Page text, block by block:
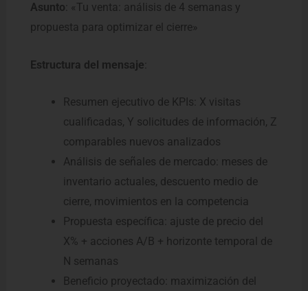
Asunto : «Tu venta: análisis de 4 semanas y
propuesta para optimizar el cierre»
Estructura del mensaje
Resumen ejecutivo de KPIs: X visitas
cualificadas, Y solicitudes de información, Z
comparables nuevos analizados
Análisis de señales de mercado: meses de
inventario actuales, descuento medio de
cierre, movimientos en la competencia
Propuesta específica: ajuste de precio del
X% + acciones A/B + horizonte temporal de
N semanas
Beneficio proyectado: maximización del